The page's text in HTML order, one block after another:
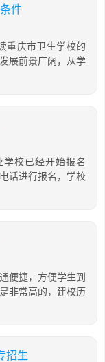
件
重庆市卫生学校的
展前景广阔，从学
校已经开始报名
话进行报名，学校
便捷，方便学生到
非常高的，建校历
招生